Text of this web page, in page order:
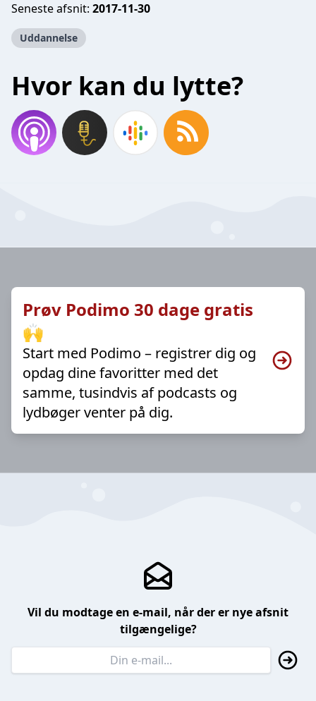
Seneste afsnit: 2017-11-30
Uddannelse
Hvor kan du lytte?
Prøv Podimo 30 dage gratis
🙌
Start med Podimo – registrer dig og
opdag dine favoritter med det
samme, tusindvis af podcasts og
lydbøger venter på dig.
Vil du modtage en e-mail, når der er nye afsnit
tilgængelige?